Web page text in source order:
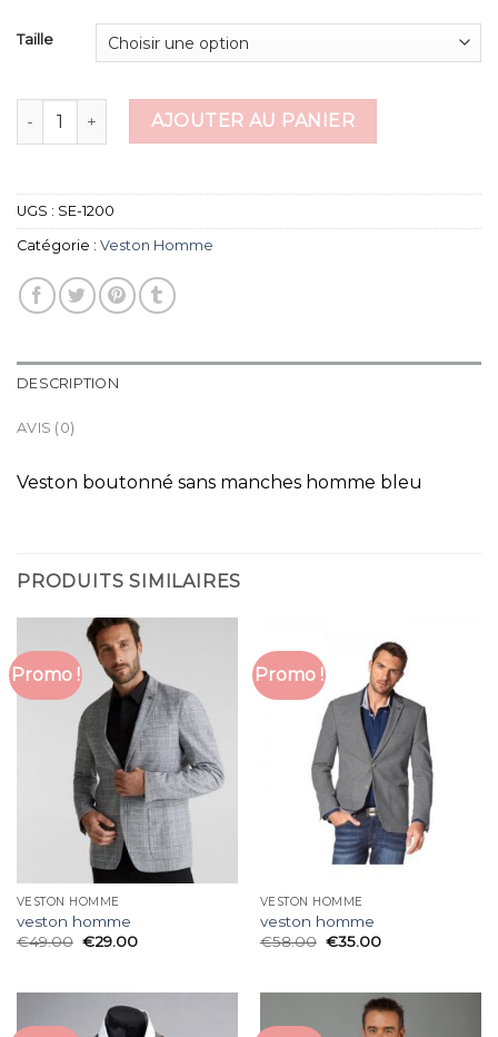
Taille
quantité de veston hommeAJOUTER AU PANIER
UGS : SE-1200
Catégorie : Veston Homme
DESCRIPTION
AVIS (0)
Veston boutonné sans manches homme bleu
PRODUITS SIMILAIRES
Promo !
VESTON HOMME
veston homme
€49.00 €29.00
Promo !
VESTON HOMME
veston homme
€58.00 €35.00